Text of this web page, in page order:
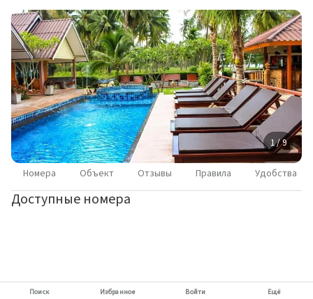
1 / 9
Номера Объект Отзывы Правила Удобства
Доступные номера
Поиск Избранное Войти Ещё